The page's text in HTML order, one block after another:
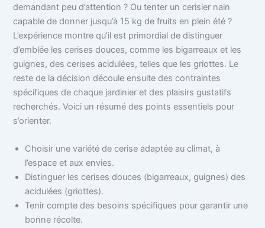
demandant peu d’attention ? Ou tenter un cerisier nain
capable de donner jusqu’à 15 kg de fruits en plein été ?
L’expérience montre qu’il est primordial de distinguer
d’emblée les cerises douces, comme les bigarreaux et les
guignes, des cerises acidulées, telles que les griottes. Le
reste de la décision découle ensuite des contraintes
spécifiques de chaque jardinier et des plaisirs gustatifs
recherchés. Voici un résumé des points essentiels pour
s’orienter.
Choisir une variété de cerise adaptée au climat, à
l’espace et aux envies.
Distinguer les cerises douces (bigarreaux, guignes) des
acidulées (griottes).
Tenir compte des besoins spécifiques pour garantir une
bonne récolte.